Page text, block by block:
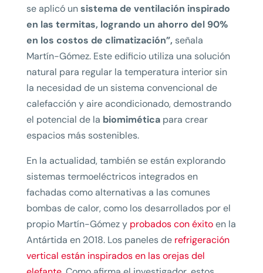
se aplicó unsistema de ventilación inspirado
en las termitas, logrando un ahorro del 90%
en los costos de climatización”, señala
Martín-Gómez. Este edificio utiliza una solución
natural para regular la temperatura interior sin
la necesidad de un sistema convencional de
calefacción y aire acondicionado, demostrando
el potencial de la biomiméticapara crear
espacios más sostenibles.
En la actualidad, también se están explorando
sistemas termoeléctricos integrados en
fachadas como alternativas a las comunes
bombas de calor, como los desarrollados por el
propio Martín-Gómez y probados con éxitoen la
Antártida en 2018. Los paneles de refrigeración
vertical están inspirados en las orejas del